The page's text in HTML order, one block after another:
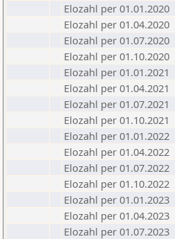
Elozahl per 01.01.2020
Elozahl per 01.04.2020
Elozahl per 01.07.2020
Elozahl per 01.10.2020
Elozahl per 01.01.2021
Elozahl per 01.04.2021
Elozahl per 01.07.2021
Elozahl per 01.10.2021
Elozahl per 01.01.2022
Elozahl per 01.04.2022
Elozahl per 01.07.2022
Elozahl per 01.10.2022
Elozahl per 01.01.2023
Elozahl per 01.04.2023
Elozahl per 01.07.2023